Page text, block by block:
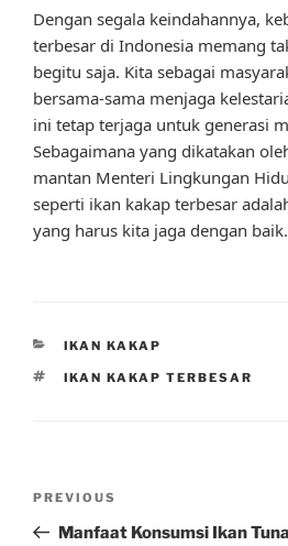
Dengan segala keindahannya,
terbesar di Indonesia memang
begitu saja. Kita sebagai
bersama-sama menjaga
ini tetap terjaga untuk generasi
Sebagaimana yang dikatakan
mantan Menteri Lingkungan
seperti ikan kakap terbesar
yang harus kita jaga dengan
CATEGORIES
IKAN KAKAP
TAGS
IKAN KAKAP TERBESAR
Previous
Post
PREVIOUS
Manfaat Konsumsi Ikan